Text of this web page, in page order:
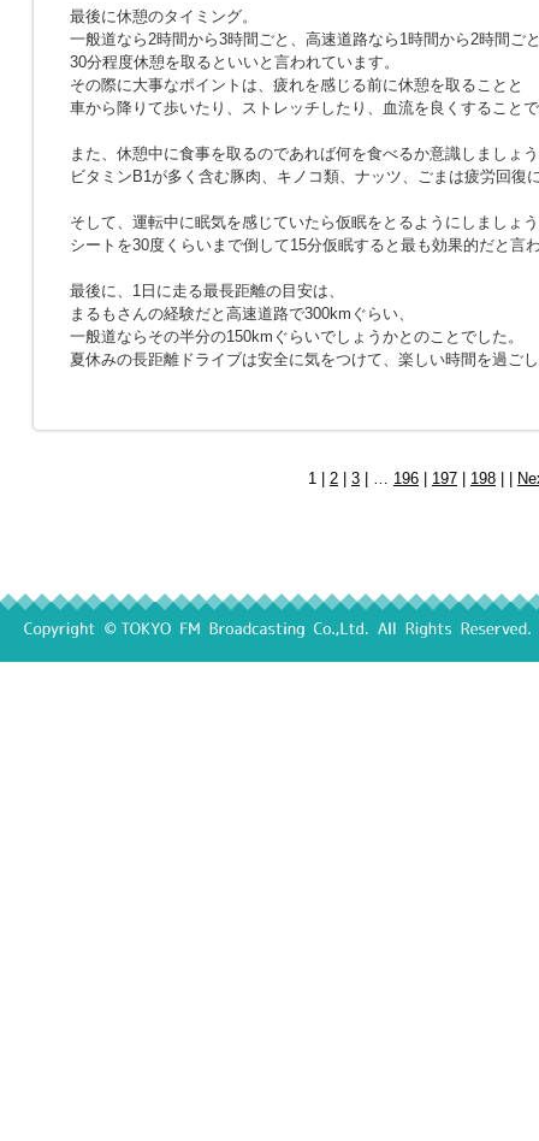
最後に休憩のタイミング。
一般道なら2時間から3時間ごと、高速道路なら1時間から2時間ご
30分程度休憩を取るといいと言われています。
その際に大事なポイントは、疲れを感じる前に休憩を取ることと
車から降りて歩いたり、ストレッチしたり、血流を良くすること
また、休憩中に食事を取るのであれば何を食べるか意識しましょ
ビタミンB1が多く含む豚肉、キノコ類、ナッツ、ごまは疲労回復
そして、運転中に眠気を感じていたら仮眠をとるようにしましょ
シートを30度くらいまで倒して15分仮眠すると最も効果的だと言
最後に、1日に走る最長距離の目安は、
まるもさんの経験だと高速道路で300kmぐらい、
一般道ならその半分の150kmぐらいでしょうかとのことでした。
夏休みの長距離ドライブは安全に気をつけて、楽しい時間を過ご
1 | 2 3 | … 196 197 198